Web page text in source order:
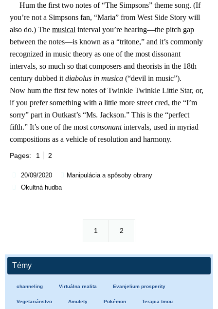
Hum the first two notes of “The Simpsons” theme song. (If
you’re not a Simpsons fan, “Maria” from West Side Story will
also do.) The musical interval you’re hearing—the pitch gap
between the notes—is known as a “tritone,” and it’s commonly
recognized in music theory as one of the most dissonant
intervals, so much so that composers and theorists in the 18th
century dubbed it diabolus in musica (“devil in music”).
Now hum the first few notes of Twinkle Twinkle Little Star, or,
if you prefer something with a little more street cred, the “I’m
sorry” part in Outkast’s “Ms. Jackson.” This is the “perfect
fifth.” It’s one of the most consonantintervals, used in myriad
compositions as a vehicle of resolution and harmony.
Pages: 1 2
20/09/2020
Manipulácia a spôsoby obrany
Okultná hudba
1 2
Témy
channeling Virtuálna realita Evanjelium prosperity
Vegetariánstvo Amulety Pokémon Terapia tmou